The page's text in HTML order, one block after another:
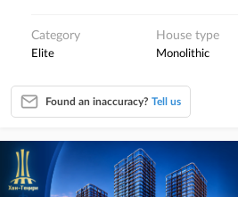
Category
elite
House type
monolithic
Found an inaccuracy? Tell us